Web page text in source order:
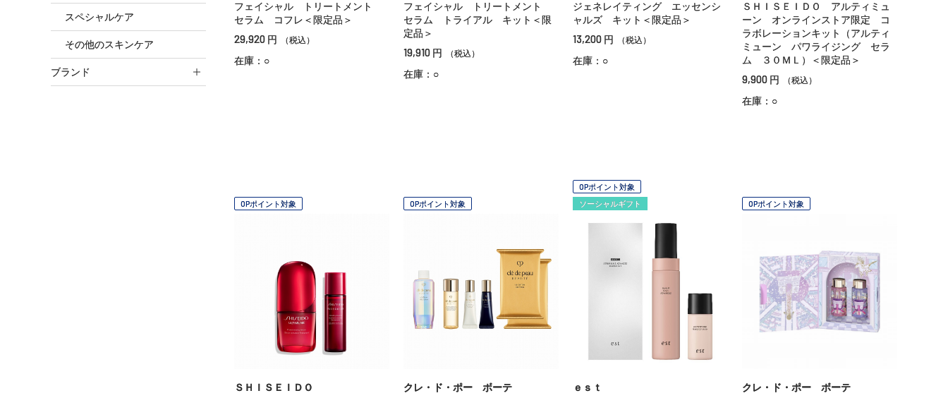
スペシャルケア
その他のスキンケア
ブランド
フェイシャル トリートメント
セラム コフレ＜限定品＞
29,920 円 （税込）
在庫：○
フェイシャル トリートメント
セラム トライアル キット＜限
定品＞
19,910 円 （税込）
在庫：○
ジェネレイティング エッセンシ
ャルズ キット＜限定品＞
13,200 円 （税込）
在庫：○
ＳＨＩＳＥＩＤＯ アルティミュ
ーン オンラインストア限定 コ
ラボレーションキット（アルティ
ミューン パワライジング セラ
ム ３０ＭＬ）＜限定品＞
9,900 円 （税込）
在庫：○
OPポイント対象
ＳＨＩＳＥＩＤＯ
OPポイント対象
クレ・ド・ポー ボーテ
OPポイント対象
ソーシャルギフト
ｅｓｔ
OPポイント対象
クレ・ド・ポー ボーテ